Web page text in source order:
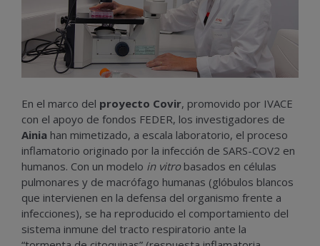
En el marco del proyecto Covir, promovido por IVACE
con el apoyo de fondos FEDER, los investigadores de
Ainia han mimetizado, a escala laboratorio, el proceso
inflamatorio originado por la infección de SARS-COV2 en
humanos. Con un modelo in vitrobasados en células
pulmonares y de macrófago humanas (glóbulos blancos
que intervienen en la defensa del organismo frente a
infecciones), se ha reproducido el comportamiento del
sistema inmune del tracto respiratorio ante la